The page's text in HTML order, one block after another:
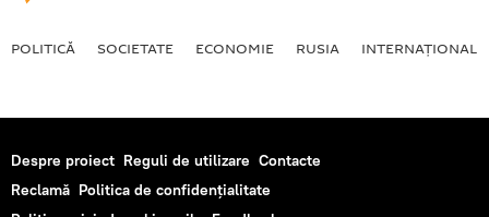
POLITICĂ SOCIETATE ECONOMIE RUSIA INTERNAŢIONAL
Despre proiect Reguli de utilizare Contacte
Reclamă Politica de confidențialitate